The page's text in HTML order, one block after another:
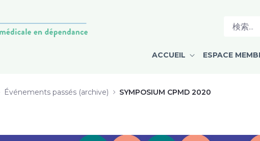
ACCUEIL ESPACE
Événements passés (archive) SYMPOSIUM CPMD 2020